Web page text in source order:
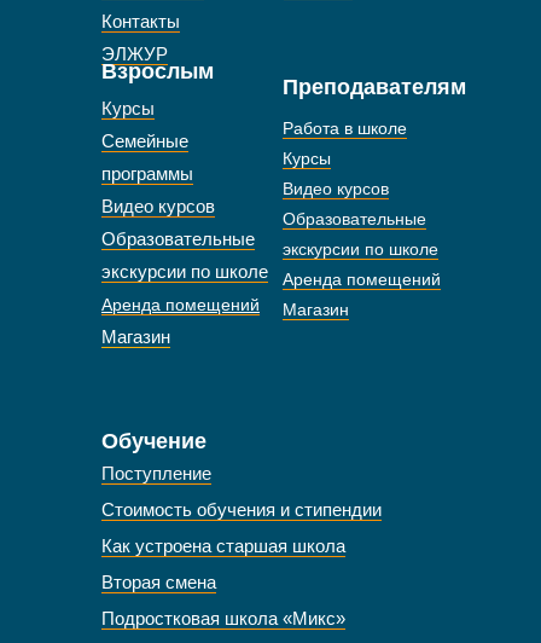
Контакты
ЭЛЖУР
Взрослым
Обучение
Курсы
Семейные
программы
Видео курсов
Образовательные
экскурсии по школе
Аренда помещений
Магазин
Преподавателям
Работа в школе
Курсы
Видео курсов
Образовательные
экскурсии по школе
Аренда помещений
Магазин
Поступление
Стоимость обучения и стипендии
Как устроена старшая школа
Вторая смена
Подростковая школа «Микс»